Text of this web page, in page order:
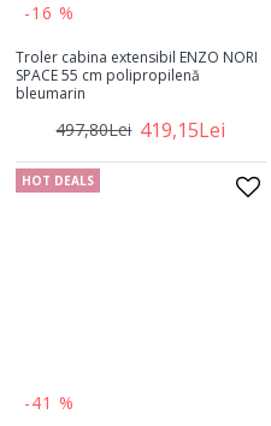
-16 %
Troler cabina extensibil ENZO NORI
SPACE 55 cm polipropilenă
bleumarin
419,15Lei
497,80Lei
HOT DEALS
-41 %